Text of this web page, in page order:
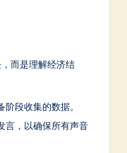
而是理解经济结
段收集的数据。
言，以确保所有声音